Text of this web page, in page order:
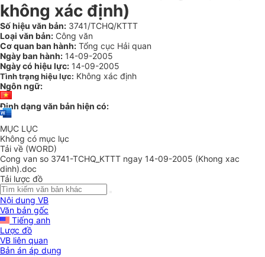
không xác định)
Số hiệu văn bản: 3741/TCHQ/KTTT
Loại văn bản: Công văn
Cơ quan ban hành: Tổng cục Hải quan
Ngày ban hành: 14-09-2005
Ngày có hiệu lực: 14-09-2005
Tình trạng hiệu lực: Không xác định
Ngôn ngữ:
Định dạng văn bản hiện có:
MỤC LỤC
Không có mục lục
Tải về (WORD)
Cong van so 3741-TCHQ_KTTT ngay 14-09-2005 (Khong xac
dinh).doc
Tải lược đồ
Nội dung VB
Văn bản gốc
Tiếng anh
Lược đồ
VB liên quan
Bản án áp dụng